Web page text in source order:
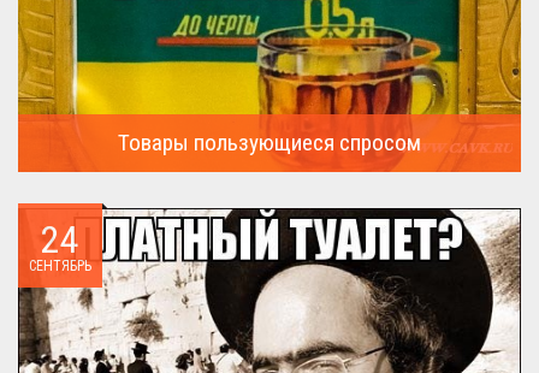
Товары пользующиеся спросом
24
СЕНТЯБРЬ